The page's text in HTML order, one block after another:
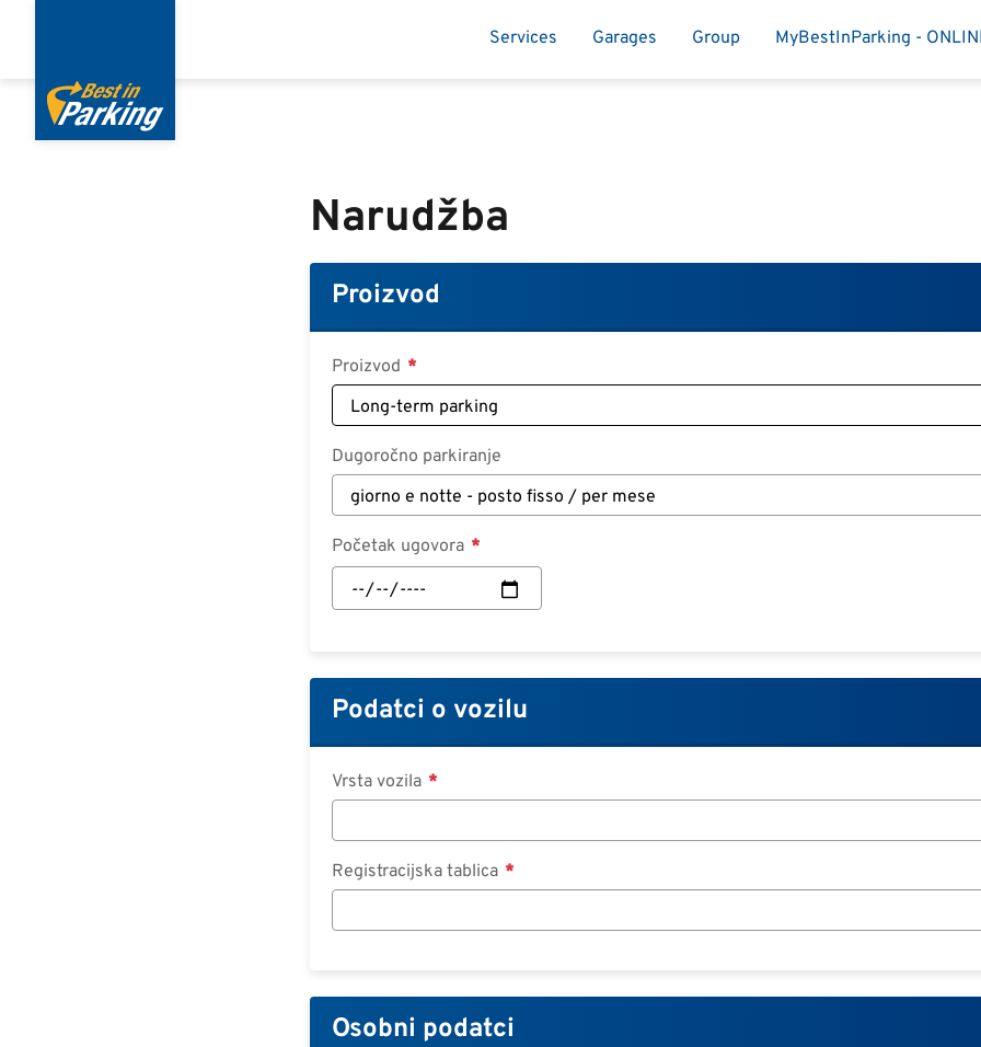
sadržaj
Services Garages Group MyBestInParking -
Narudžba
Proizvod
Proizvod
Dugoročno parkiranje
Početak ugovora
Početak
ugovora:
Podatci o vozilu
Vrsta vozila
Registracijska tablica
Osobni podatci